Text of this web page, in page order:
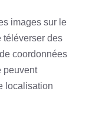
images sur le
téléverser des
coordonnées
peuvent
localisation